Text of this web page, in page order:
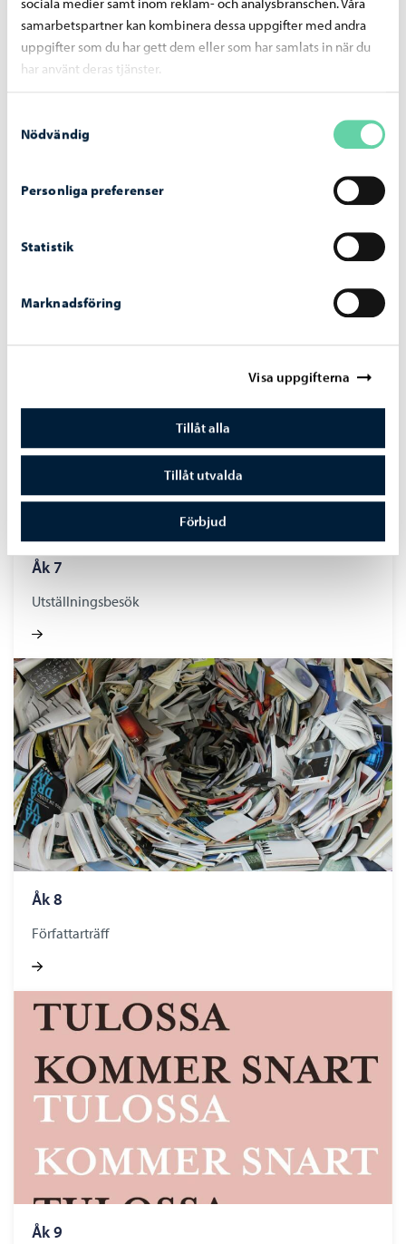
sociala medier samt inom reklam- och analysbranschen. Våra
samarbetspartner kan kombinera dessa uppgifter med andra
uppgifter som du har gett dem eller som har samlats in när du
har använt deras tjänster.
Nödvändig
Personliga preferenser
Statistik
Marknadsföring
Visa uppgifterna
Tillåt alla
Tillåt utvalda
Förbjud
Åk 7
Utställningsbesök
Åk 8
Författarträff
Åk 9